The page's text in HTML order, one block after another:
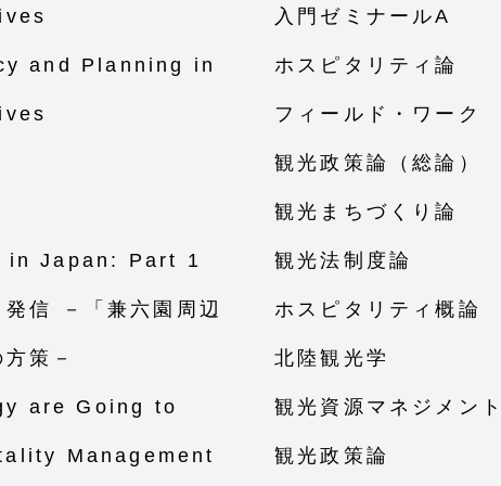
and Planning in
in Japan: Part 1
発信 －「兼六園周辺
策－
are Going to
Management
入門ゼミナールA
ホスピタリティ論
フィールド・ワーク
観光政策論（総論）
観光まちづくり論
観光法制度論
ホスピタリティ概論
北陸観光学
観光資源マネジメン
観光政策論